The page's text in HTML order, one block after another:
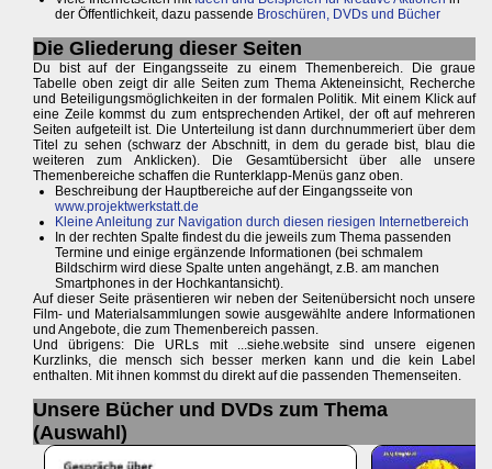
der Öffentlichkeit, dazu passende Broschüren, DVDs und Bücher
Die Gliederung dieser Seiten
Du bist auf der Eingangsseite zu einem Themenbereich. Die graue
Tabelle oben zeigt dir alle Seiten zum Thema Akteneinsicht, Recherche
und Beteiligungsmöglichkeiten in der formalen Politik. Mit einem Klick auf
eine Zeile kommst du zum entsprechenden Artikel, der oft auf mehreren
Seiten aufgeteilt ist. Die Unterteilung ist dann durchnummeriert über dem
Titel zu sehen (schwarz der Abschnitt, in dem du gerade bist, blau die
weiteren zum Anklicken). Die Gesamtübersicht über alle unsere
Themenbereiche schaffen die Runterklapp-Menüs ganz oben.
Beschreibung der Hauptbereiche auf der Eingangsseite von
www.projektwerkstatt.de
Kleine Anleitung zur Navigation durch diesen riesigen Internetbereich
In der rechten Spalte findest du die jeweils zum Thema passenden
Termine und einige ergänzende Informationen (bei schmalem
Bildschirm wird diese Spalte unten angehängt, z.B. am manchen
Smartphones in der Hochkantansicht).
Auf dieser Seite präsentieren wir neben der Seitenübersicht noch unsere
Film- und Materialsammlungen sowie ausgewählte andere Informationen
und Angebote, die zum Themenbereich passen.
Und übrigens: Die URLs mit ...siehe.website sind unsere eigenen
Kurzlinks, die mensch sich besser merken kann und die kein Label
enthalten. Mit ihnen kommst du direkt auf die passenden Themenseiten.
Unsere Bücher und DVDs zum Thema
(Auswahl)